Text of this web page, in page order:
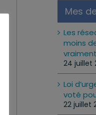
Mes
Les
moins
vraiment
24 juillet
Loi
voté
22 juillet